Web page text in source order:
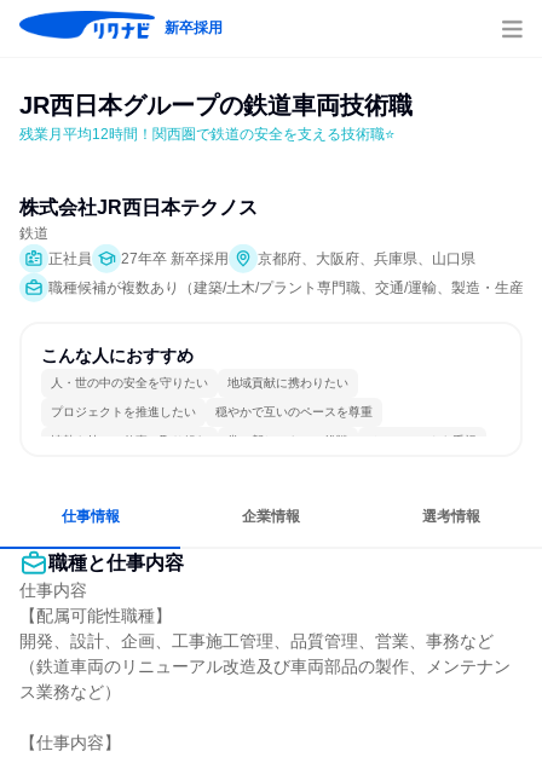
新卒採用
JR西日本グループの鉄道車両技術職
残業月平均12時間！関西圏で鉄道の安全を支える技術職⭐
株式会社JR西日本テクノス
鉄道
正社員
27年卒 新卒採用
京都府、大阪府、兵庫県、山口県
職種候補が複数あり（建築/土木/プラント専門職、交通/運輸、製造・生産工
こんな人におすすめ
人・世の中の安全を守りたい 地域貢献に携わりたい
プロジェクトを推進したい 穏やかで互いのペースを尊重
情熱を持って仕事に取り組む 常に新しいものに挑戦 チームワークを重視
仕事情報 企業情報 選考情報
職種と仕事内容
仕事内容
【配属可能性職種】
開発、設計、企画、工事施工管理、品質管理、営業、事務など
（鉄道車両のリニューアル改造及び車両部品の製作、メンテナン
ス業務など）
【仕事内容】